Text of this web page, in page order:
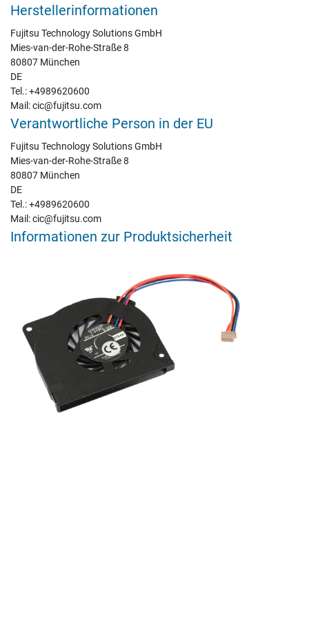
Herstellerinformationen
Fujitsu Technology Solutions GmbH
Mies-van-der-Rohe-Straße 8
80807 München
DE
Tel.: +4989620600
Mail: cic@fujitsu.com
Verantwortliche Person in der EU
Fujitsu Technology Solutions GmbH
Mies-van-der-Rohe-Straße 8
80807 München
DE
Tel.: +4989620600
Mail: cic@fujitsu.com
Informationen zur Produktsicherheit